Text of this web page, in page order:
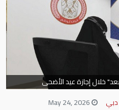
خلال إجازة عيد الأضحى